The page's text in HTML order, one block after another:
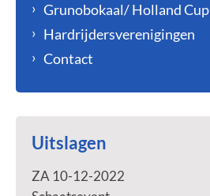
Grunobokaal/ Holland Cup
Hardrijdersverenigingen
Contact
Uitslagen
ZA 10-12-2022